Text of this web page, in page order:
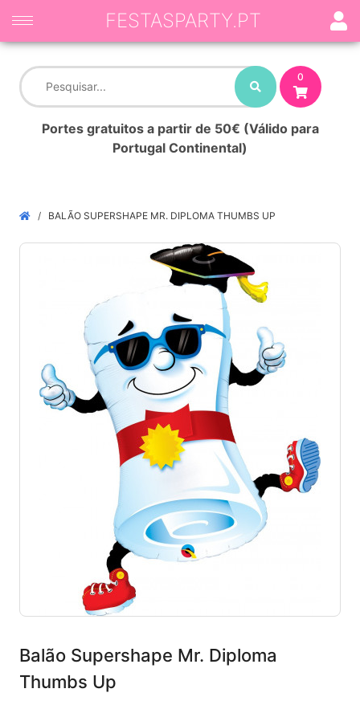
0
Portes gratuitos a partir de 50€ (Válido para
Portugal Continental)
FESTASPARTY.PT
BALÃO SUPERSHAPE MR. DIPLOMA THUMBS UP
Balão Supershape Mr. Diploma
Thumbs Up